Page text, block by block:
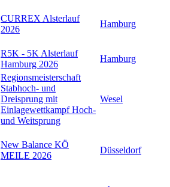
CURREX Alsterlauf
2026
Hamburg
R5K - 5K Alsterlauf
Hamburg 2026
Hamburg
Regionsmeisterschaft
Stabhoch- und
Dreisprung mit
Einlagewettkampf Hoch-
und Weitsprung
Wesel
New Balance KÖ
MEILE 2026
Düsseldorf